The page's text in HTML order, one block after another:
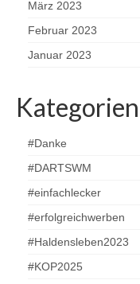
März 2023
Februar 2023
Januar 2023
Kategorien
#Danke
#DARTSWM
#einfachlecker
#erfolgreichwerben
#Haldensleben2023
#KOP2025